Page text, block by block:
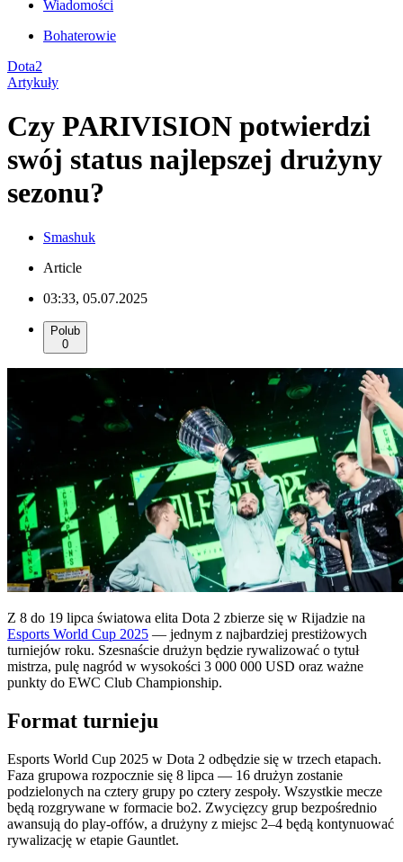
Wiadomości
Bohaterowie
Dota2
Artykuły
Czy PARIVISION potwierdzi
swój status najlepszej drużyny
sezonu?
Smashuk
Article
03:33, 05.07.2025
Polub
0
Z 8 do 19 lipca światowa elita Dota 2 zbierze się w Rijadzie na
Esports World Cup 2025 — jednym z najbardziej prestiżowych
turniejów roku. Szesnaście drużyn będzie rywalizować o tytuł
mistrza, pulę nagród w wysokości 3 000 000 USD oraz ważne
punkty do EWC Club Championship.
Format turnieju
Esports World Cup 2025 w Dota 2 odbędzie się w trzech etapach.
Faza grupowa rozpocznie się 8 lipca — 16 drużyn zostanie
podzielonych na cztery grupy po cztery zespoły. Wszystkie mecze
będą rozgrywane w formacie bo2. Zwycięzcy grup bezpośrednio
awansują do play-offów, a drużyny z miejsc 2–4 będą kontynuować
rywalizację w etapie Gauntlet.